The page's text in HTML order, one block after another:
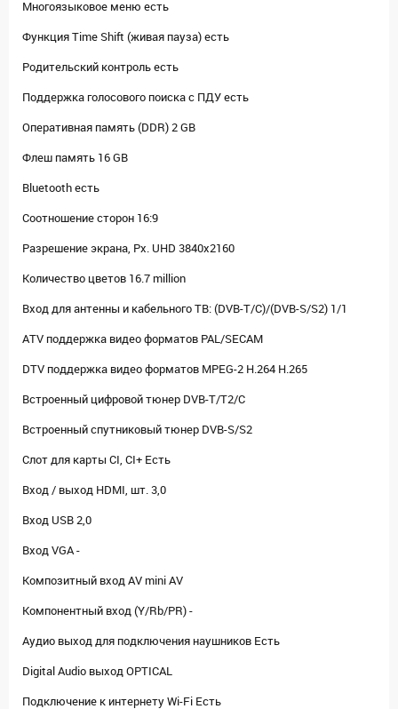
Многоязыковое меню есть
Функция Time Shift (живая пауза) есть
Родительский контроль есть
Поддержка голосового поиска с ПДУ есть
Оперативная память (DDR) 2 GB
Флеш память 16 GB
Bluetooth есть
Соотношение сторон 16:9
Разрешение экрана, Px. UHD 3840x2160
Количество цветов 16.7 million
Вход для антенны и кабельного ТВ: (DVB-T/C)/(DVB-S/S2) 1/1
ATV поддержка видео форматов PAL/SECAM
DTV поддержка видео форматов MPEG-2 H.264 H.265
Встроенный цифровой тюнер DVB-T/Т2/C
Встроенный спутниковый тюнер DVB-S/S2
Слот для карты CI, CI+ Есть
Вход / выход HDMI, шт. 3,0
Вход USB 2,0
Вход VGA -
Композитный вход AV mini AV
Компонентный вход (Y/Rb/PR) -
Аудио выход для подключения наушников Есть
Digital Audio выход OPTICAL
Подключение к интернету Wi-Fi Есть